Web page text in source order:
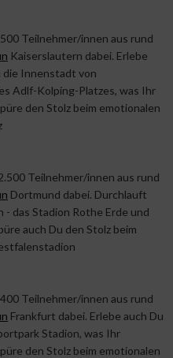
Teilnehmer/innen aus rund
Kaiserslautern dabei. Erlebe
die Innenstadt von
Adlf-Kolping-Platzes, was Ihr
den Stolz beim emotionalen
Teilnehmer/innen aus rund
Dortmund dabei. Durchlauft
- das Stadion Rothe Erde und
auch Du den Stolz beim
Teilnehmer/innen aus rund
Frankfurt dabei. Erlebe auch Du
Stadion, was Ihr
den Stolz beim emotionalen